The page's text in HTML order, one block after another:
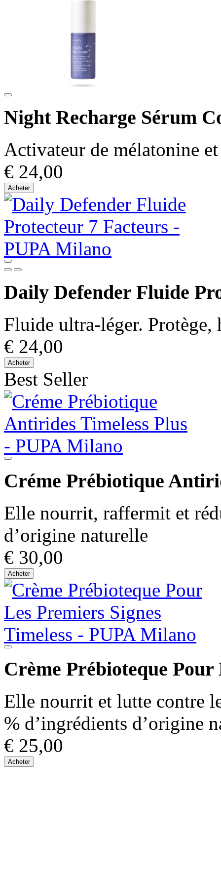
Night Recharge Sérum
Activateur de mélatonine
€ 24,00
Acheter
Daily Defender Fluide
Fluide ultra-léger.
€ 24,00
Acheter
Best Seller
Créme Prébiotique
Elle nourrit, raffermit et
d’origine naturelle
€ 30,00
Acheter
Crème Prébioteque Pour
Elle nourrit et lutte contre
% d’ingrédients d’origine
€ 25,00
Acheter